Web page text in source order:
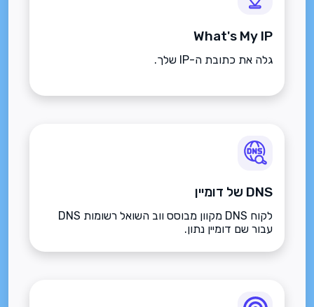
What's My IP
גלה את כתובת ה-IP שלך.
DNS של דומיין
לקוח DNS מקוון מבוסס ווב השואל רשומות DNS
עבור שם דומיין נתון.